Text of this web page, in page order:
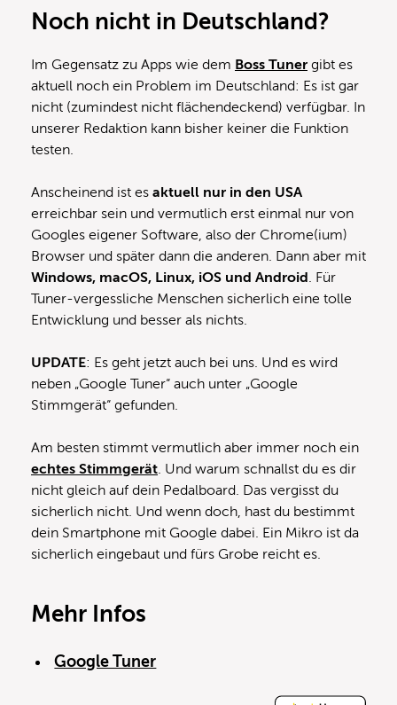
Noch nicht in Deutschland?
Im Gegensatz zu Apps wie dem Boss Tuner gibt es
aktuell noch ein Problem im Deutschland: Es ist gar
nicht (zumindest nicht flächendeckend) verfügbar. In
unserer Redaktion kann bisher keiner die Funktion
testen.
Anscheinend ist es aktuell nur in den USA
erreichbar sein und vermutlich erst einmal nur von
Googles eigener Software, also der Chrome(ium)
Browser und später dann die anderen. Dann aber mit
Windows, macOS, Linux, iOS und Android . Für
Tuner-vergessliche Menschen sicherlich eine tolle
Entwicklung und besser als nichts.
UPDATE: Es geht jetzt auch bei uns. Und es wird
neben „Google Tuner“ auch unter „Google
Stimmgerät“ gefunden.
Am besten stimmt vermutlich aber immer noch ein
echtes Stimmgerät. Und warum schnallst du es dir
nicht gleich auf dein Pedalboard. Das vergisst du
sicherlich nicht. Und wenn doch, hast du bestimmt
dein Smartphone mit Google dabei. Ein Mikro ist da
sicherlich eingebaut und fürs Grobe reicht es.
Mehr Infos
Google Tuner